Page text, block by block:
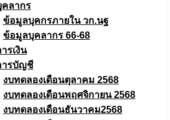
คลากร
ข้อมูลบุคกรภายใน วก.นฐ
ข้อมูลบุคลากร 66-68
รเงิน
ารบัญชี
งบทดลองเดือนตุลาคม 2568
งบทดลองเดือนพฤศจิกายน 2568
งบทดลองเดือนธันวาคม2568